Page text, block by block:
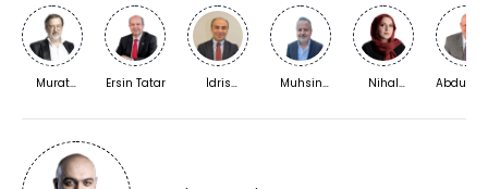
Murat
Ersin Tatar
İdris
Muhsin
Nihal